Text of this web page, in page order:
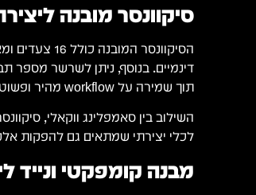
סיקוונסר מובנה
הסיקוונסר
דינמיים. בנוסף, ניתן לשרשר מספר
תוך שמירה על workflow מהיר ופשוט.
לכלי יצירתי שמתאים גם להפקות
מבנה קומפקטי ונייד